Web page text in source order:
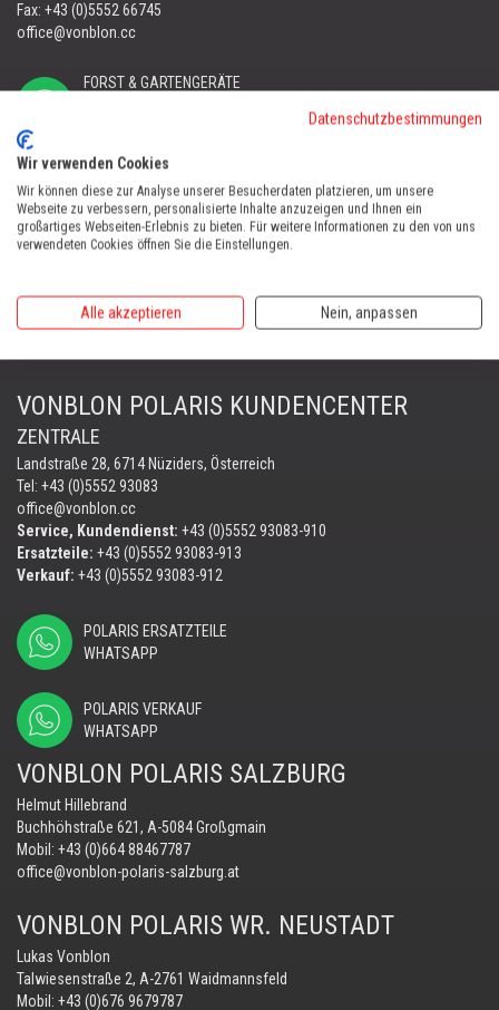
Fax: +43 (0)5552 66745
office@vonblon.cc
FORST & GARTENGERÄTE
AUTOMOWER
Automower Kundendienst Nüziders
Tel:+43 (0)5552 31607
Maria-Theresien-Straße 77, 6890 Lustenau
Harry Zudrell
VONBLON POLARIS KUNDENCENTER
ZENTRALE
Landstraße 28, 6714 Nüziders, Österreich
Tel: +43 (0)5552 93083
office@vonblon.cc
Service, Kundendienst: +43 (0)5552 93083-910
Ersatzteile: +43 (0)5552 93083-913
Verkauf: +43 (0)5552 93083-912
POLARIS ERSATZTEILE
WHATSAPP
POLARIS VERKAUF
WHATSAPP
VONBLON POLARIS SALZBURG
Helmut Hillebrand
Buchhöhstraße 621, A-5084 Großgmain
Mobil: +43 (0)664 88467787
office@vonblon-polaris-salzburg.at
VONBLON POLARIS WR. NEUSTADT
Lukas Vonblon
Talwiesenstraße 2, A-2761 Waidmannsfeld
Mobil: +43 (0)676 9679787
Datenschutzbestimmungen
Wir verwenden Cookies
Wir können diese zur Analyse unserer Besucherdaten platzieren, um unsere
Webseite zu verbessern, personalisierte Inhalte anzuzeigen und Ihnen ein
großartiges Webseiten-Erlebnis zu bieten. Für weitere Informationen zu den von uns
verwendeten Cookies öffnen Sie die Einstellungen.
Alle akzeptieren Nein, anpassen